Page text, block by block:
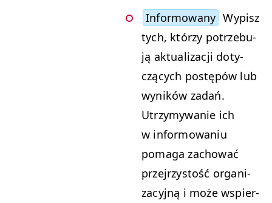
Infor­mowany Wyp­isz
tych, którzy potrze­bu­
ją aktu­al­iza­cji doty­
czą­cych postępów lub
wyników zadań.
Utrzymy­wanie ich
w infor­mowa­niu
poma­ga zachować
prze­jrzys­tość orga­ni­
za­cyjną i może wspier­